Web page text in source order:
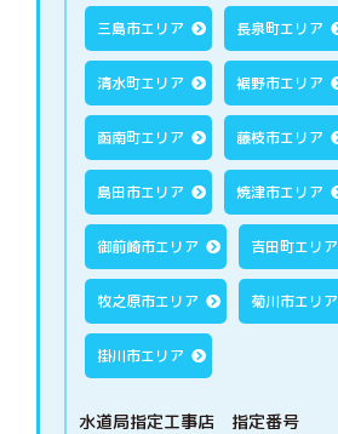
三島市エリア 長泉町エリア
清水町エリア 裾野市エリア
函南町エリア 藤枝市エリア
島田市エリア 焼津市エリア
御前崎市エリア 吉田町エリア
牧之原市エリア 菊川市エリア
掛川市エリア
水道局指定工事店 指定番号